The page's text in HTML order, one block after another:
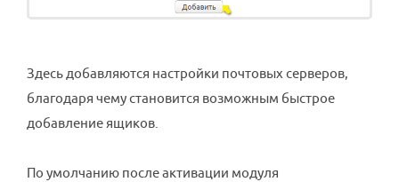
Здесь добавляются настройки почтовых серверов,
благодаря чему становится возможным быстрое
добавление ящиков.
По умолчанию после активации модуля